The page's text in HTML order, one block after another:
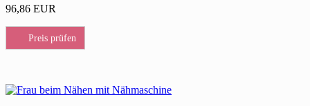
96,86 EUR
Preis prüfen